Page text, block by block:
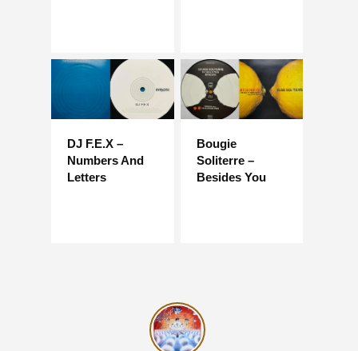
DJ F.E.X –
Numbers And
Letters
Bougie
Soliterre –
Besides You